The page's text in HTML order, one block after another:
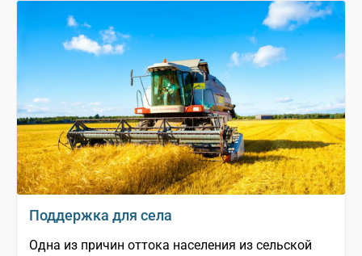
Поддержка для села
Одна из причин оттока населения из сельской